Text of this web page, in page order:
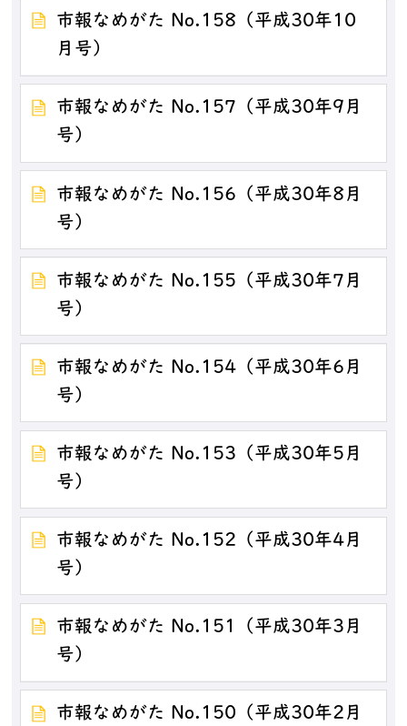
市報なめがた No.158（平成30年10
月号）
市報なめがた No.157（平成30年9月
号）
市報なめがた No.156（平成30年8月
号）
市報なめがた No.155（平成30年7月
号）
市報なめがた No.154（平成30年6月
号）
市報なめがた No.153（平成30年5月
号）
市報なめがた No.152（平成30年4月
号）
市報なめがた No.151（平成30年3月
号）
市報なめがた No.150（平成30年2月